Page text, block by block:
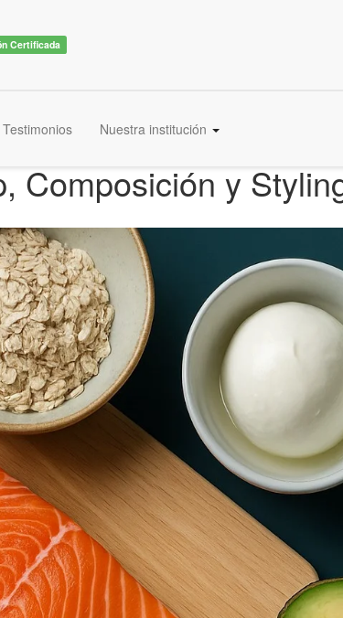
Certificada
Testimonios Nuestra institución
Composición y